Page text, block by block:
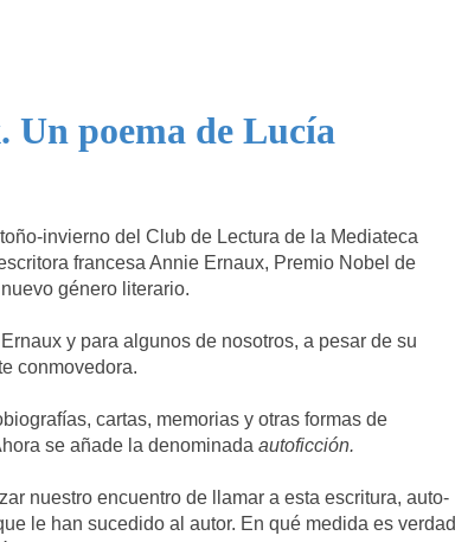
Un poema de Lucía
invierno del Club de Lectura de la Mediateca
francesa Annie Ernaux, Premio Nobel de
género literario.
y para algunos de nosotros, a pesar de su
conmovedora.
cartas, memorias y otras formas de
se añade la denominada autoficción.
nuestro encuentro de llamar a esta escritura, auto-
le han sucedido al autor. En qué medida es verdad